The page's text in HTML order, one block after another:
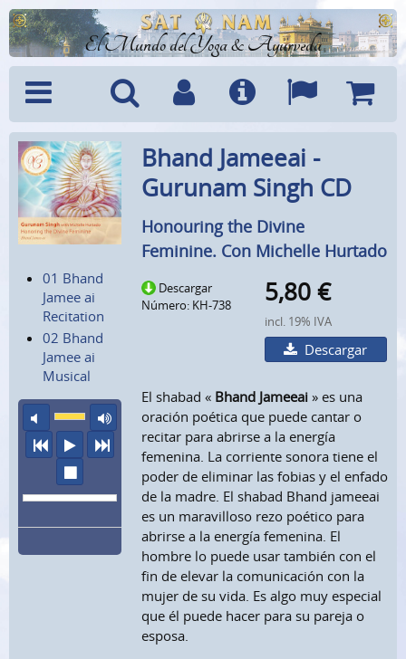
El Mundo del Yoga & Ayurveda
Menú Búsquedad
CuentaInfo Idiomas
01 Bhand
Jamee ai
Recitation
02 Bhand
Jamee ai
Musical
sonido apagadovolumen máximo
anteriorescucharsiguiente
Bhand Jameeai -
Gurunam Singh CD
Honouring the Divine
Feminine. Con Michelle Hurtado
Descargar
Número: KH-738
5,80 €
incl. 19% IVA
Descargar
El shabad « Bhand Jameeai » es una
oración poética que puede cantar o
recitar para abrirse a la energía
femenina. La corriente sonora tiene el
poder de eliminar las fobias y el enfado
de la madre. El shabad Bhand jameeai
es un maravilloso rezo poético para
abrirse a la energía femenina. El
hombre lo puede usar también con el
fin de elevar la comunicación con la
mujer de su vida. Es algo muy especial
que él puede hacer para su pareja o
esposa.